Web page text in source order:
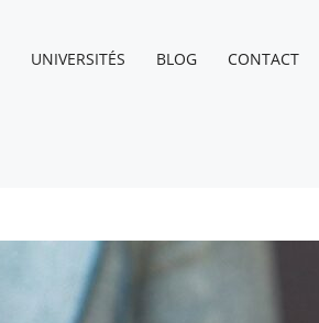
UNIVERSITÉS BLOG CONTACT